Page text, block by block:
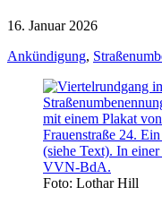
16. Januar 2026
Ankündigung,
Foto: Lothar Hill